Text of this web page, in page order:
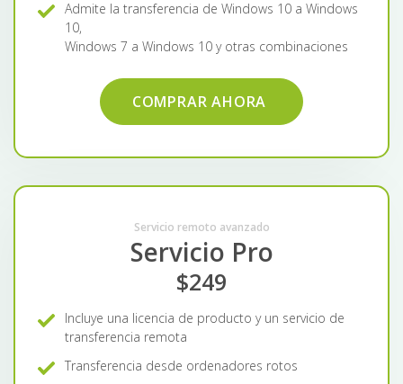
Admite la transferencia de Windows 10 a Windows
10,
Windows 7 a Windows 10 y otras combinaciones
COMPRAR AHORA
Servicio remoto avanzado
Servicio Pro
$249
Incluye una licencia de producto y un servicio de
transferencia remota
Transferencia desde ordenadores rotos